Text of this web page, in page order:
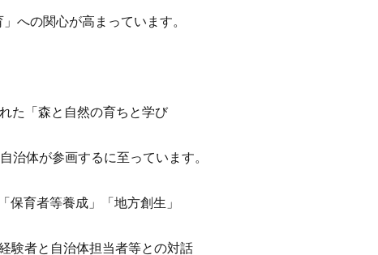
への関心が高まっています。
た「森と自然の育ちと学び
治体が参画するに至っています。
保育者等養成」「地方創生」
験者と自治体担当者等との対話